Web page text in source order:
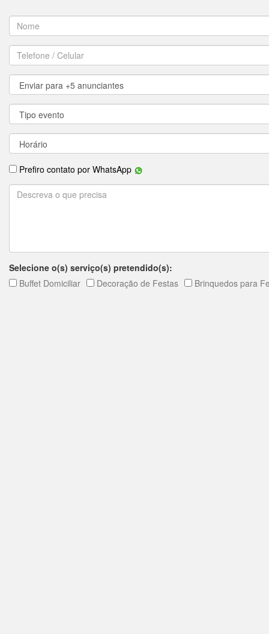
Prefiro contato por WhatsApp
Selecione o(s) serviço(s) pretendido(s):
Buffet Domiciliar
Decoração de Festas Brinquedos para